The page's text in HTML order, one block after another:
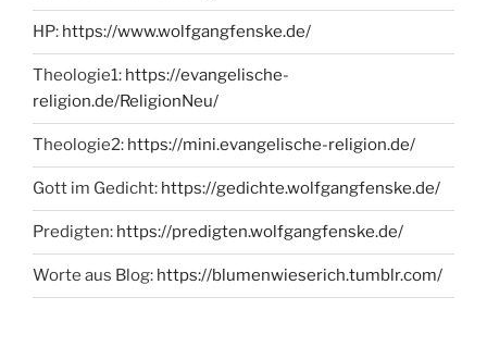
HP: https://www.wolfgangfenske.de/
Theologie1: https://evangelische-
religion.de/ReligionNeu/
Theologie2: https://mini.evangelische-religion.de/
Gott im Gedicht: https://gedichte.wolfgangfenske.de/
Predigten: https://predigten.wolfgangfenske.de/
Worte aus Blog: https://blumenwieserich.tumblr.com/